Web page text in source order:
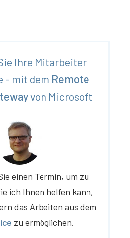
Ihre Mitarbeiter
- mit dem Remote
von Microsoft
einen Termin, um zu
ich Ihnen helfen kann,
das Arbeiten aus dem
zu ermöglichen.